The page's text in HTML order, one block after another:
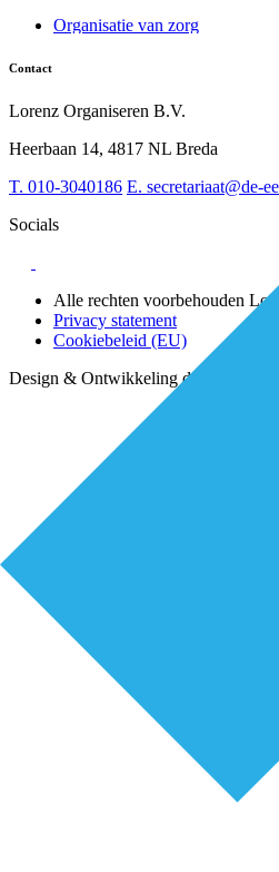
Whitepapers
Over BiancAI
Organisatie van zorg
Digitalisering
Leiderschap & samenwerking
Sociaal domein
Contact
Lorenz Organiseren B.V.
Heerbaan 14, 4817 NL Breda
T. 010-3040186 E. secretariaat@de-
Socials
Alle rechten voorbehouden
Privacy statement
Cookiebeleid (EU)
Design & Ontwikkeling door